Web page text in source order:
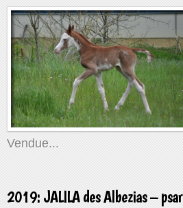
Vendue...
2019: JALILA des Albezias – psar